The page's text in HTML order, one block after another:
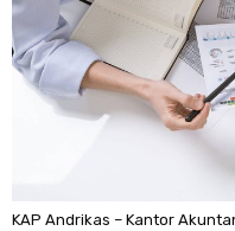
KAP Andrikas – Kantor